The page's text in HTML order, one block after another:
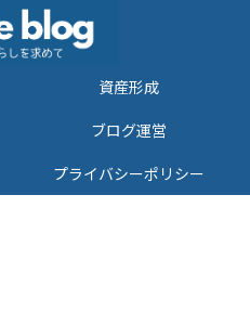
資産形成
ブログ運営
プライバシーポリシー